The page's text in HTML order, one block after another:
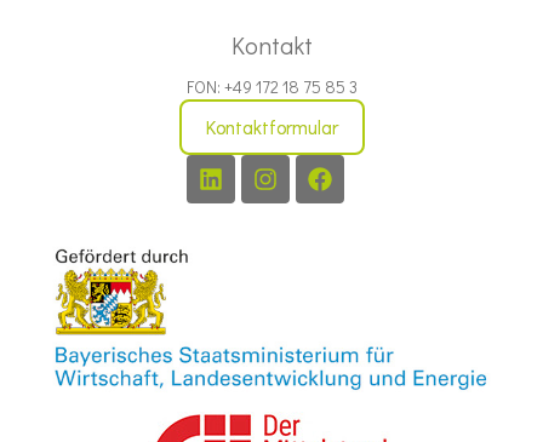
Kontakt
FON: +49 172 18 75 85 3
Kontaktformular